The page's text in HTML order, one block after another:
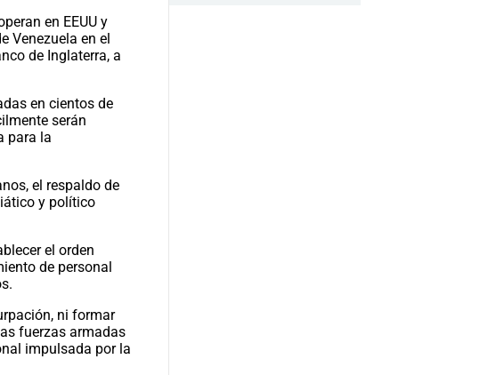
en EEUU y
Venezuela en el
de Inglaterra, a
en cientos de
serán
para la
el respaldo de
y político
el orden
de personal
ni formar
fuerzas armadas
impulsada por la